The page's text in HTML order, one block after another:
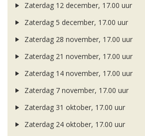
Zaterdag 12 december, 17.00 uur
Zaterdag 5 december, 17.00 uur
Zaterdag 28 november, 17.00 uur
Zaterdag 21 november, 17.00 uur
Zaterdag 14 november, 17.00 uur
Zaterdag 7 november, 17.00 uur
Zaterdag 31 oktober, 17.00 uur
Zaterdag 24 oktober, 17.00 uur